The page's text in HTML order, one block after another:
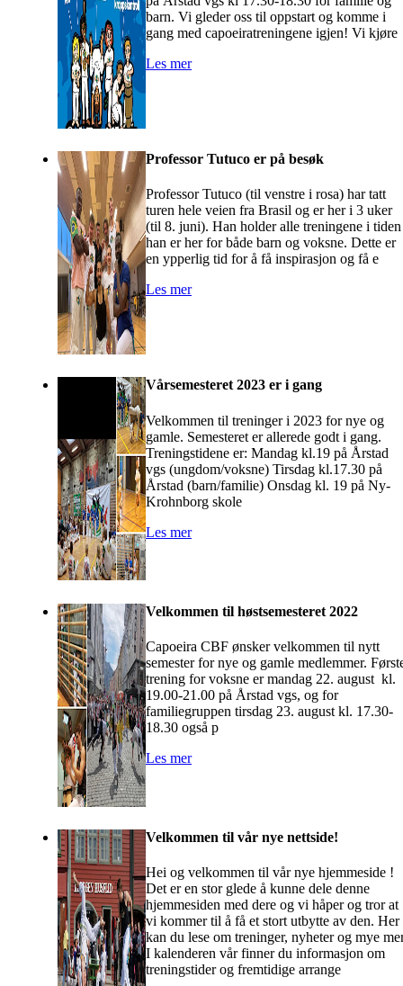
barn. Vi gleder oss til oppstart og komme i
gang med capoeiratreningene igjen! Vi kjøre
Les mer
Professor Tutuco er på besøk
Professor Tutuco (til venstre i rosa) har tatt
turen hele veien fra Brasil og er her i 3 uker
(til 8. juni). Han holder alle treningene i tiden
han er her for både barn og voksne. Dette er
en ypperlig tid for å få inspirasjon og få e
Les mer
Vårsemesteret 2023 er i gang
Velkommen til treninger i 2023 for nye og
gamle. Semesteret er allerede godt i gang.
Treningstidene er: Mandag kl.19 på Årstad
vgs (ungdom/voksne) Tirsdag kl.17.30 på
Årstad (barn/familie) Onsdag kl. 19 på Ny-
Krohnborg skole
Les mer
Velkommen til høstsemesteret 2022
Capoeira CBF ønsker velkommen til nytt
semester for nye og gamle medlemmer.
trening for voksne er mandag 22. august kl.
19.00-21.00 på Årstad vgs, og for
familiegruppen tirsdag 23. august kl. 17.30-
18.30 også p
Les mer
Velkommen til vår nye nettside!
Hei og velkommen til vår nye hjemmeside !
Det er en stor glede å kunne dele denne
hjemmesiden med dere og vi håper og tror at
vi kommer til å få et stort utbytte av den. Her
kan du lese om treninger, nyheter og mye
I kalenderen vår finner du informasjon om
treningstider og fremtidige arrange